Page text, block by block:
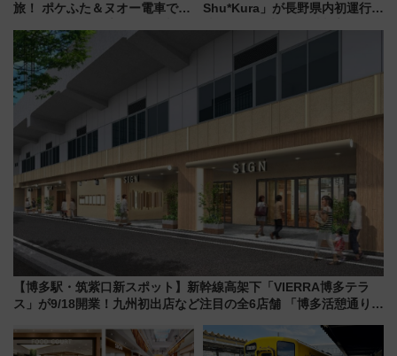
旅！ ポケふた＆ヌオー電車で楽
路の絶景と絶品グルメを満喫！
（7月18日スタート）
Shu*Kura」が長野県内初運行！
【博多駅・筑紫口新スポット】新幹線高架下「VIERRA博多テラ
ス」が9/18開業！九州初出店など注目の全6店舗 「博多活憩通り」